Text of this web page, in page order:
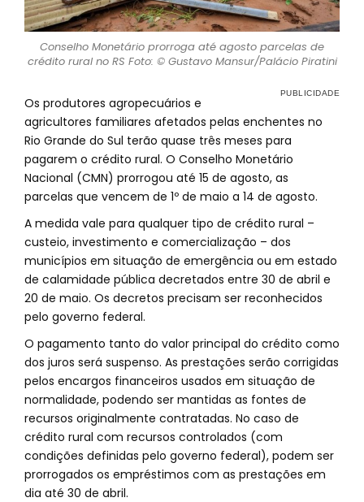
Conselho Monetário prorroga até agosto parcelas de
crédito rural no RS Foto: © Gustavo Mansur/Palácio Piratini
Os produtores agropecuários e
agricultores familiares afetados pelas enchentes no
Rio Grande do Sul terão quase três meses para
pagarem o crédito rural. O Conselho Monetário
Nacional (CMN) prorrogou até 15 de agosto, as
parcelas que vencem de 1º de maio a 14 de agosto.
A medida vale para qualquer tipo de crédito rural –
custeio, investimento e comercialização – dos
municípios em situação de emergência ou em estado
de calamidade pública decretados entre 30 de abril e
20 de maio. Os decretos precisam ser reconhecidos
pelo governo federal.
O pagamento tanto do valor principal do crédito como
dos juros será suspenso. As prestações serão corrigidas
pelos encargos financeiros usados em situação de
normalidade, podendo ser mantidas as fontes de
recursos originalmente contratadas. No caso de
crédito rural com recursos controlados (com
condições definidas pelo governo federal), podem ser
prorrogados os empréstimos com as prestações em
dia até 30 de abril.